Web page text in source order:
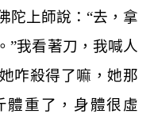
陀上師說：“去，拿
”我看著刀，我喊人
咋殺得了嘛，她那
體重了，身體很虛